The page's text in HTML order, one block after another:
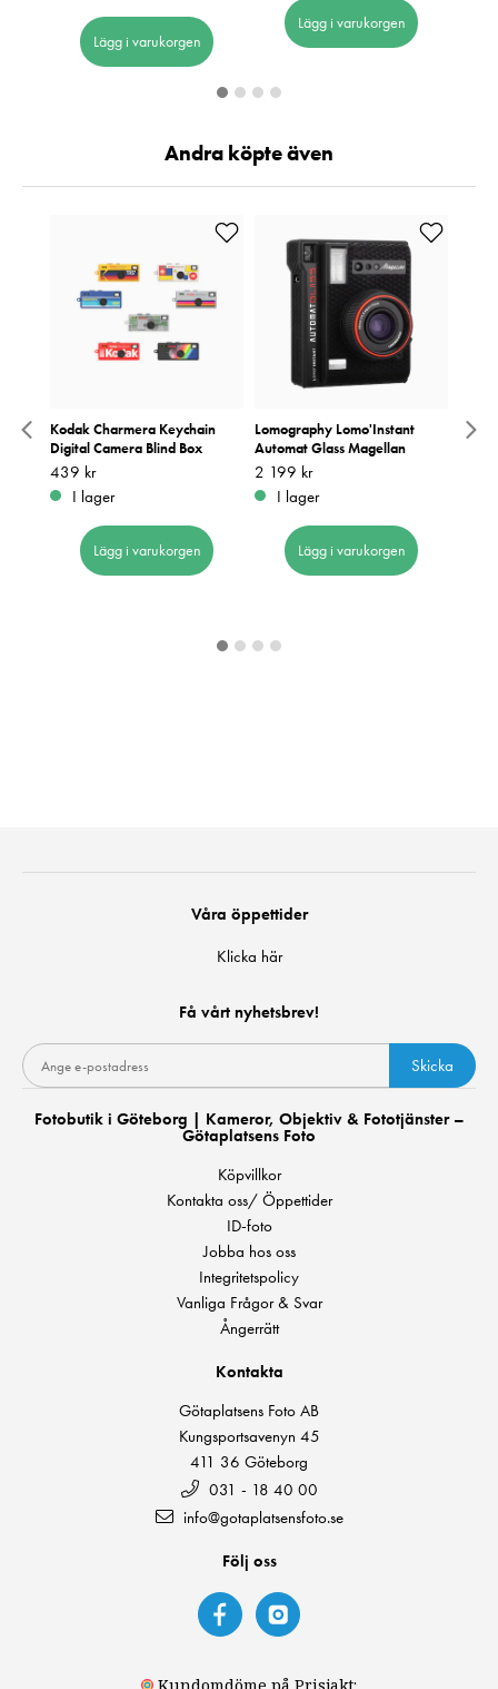
Lägg i varukorgen
Lägg i varukorgen
Andra köpte även
Kodak Charmera Keychain
Digital Camera Blind Box
Pris: 439 kr
439 kr
I lager
Lägg i varukorgen
Lomography Lomo'Instant
Automat Glass Magellan
Pris:2 199 kr
2 199 kr
I lager
Lägg i varukorgen
Sirui
Våra öppettider
Klicka här
Få vårt nyhetsbrev!
Skicka
Fotobutik i Göteborg | Kameror, Objektiv & Fototjänster –
Götaplatsens Foto
Köpvillkor
Kontakta oss/ Öppettider
ID-foto
Jobba hos oss
Integritetspolicy
Vanliga Frågor & Svar
Ångerrätt
Kontakta
Götaplatsens Foto AB
Kungsportsavenyn 45
411 36 Göteborg
031 - 18 40 00
info@gotaplatsensfoto.se
Följ oss